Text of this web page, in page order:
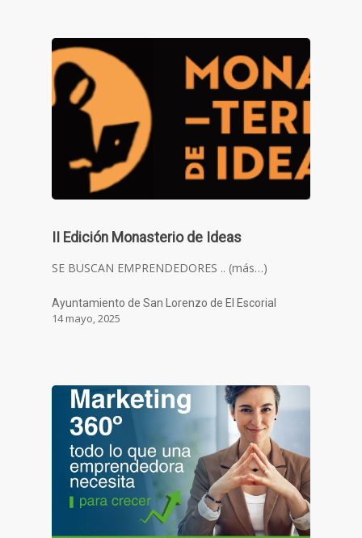
II Edición Monasterio de Ideas
SE BUSCAN EMPRENDEDORES .. (más…)
Ayuntamiento de San Lorenzo de El Escorial
14 mayo, 2025